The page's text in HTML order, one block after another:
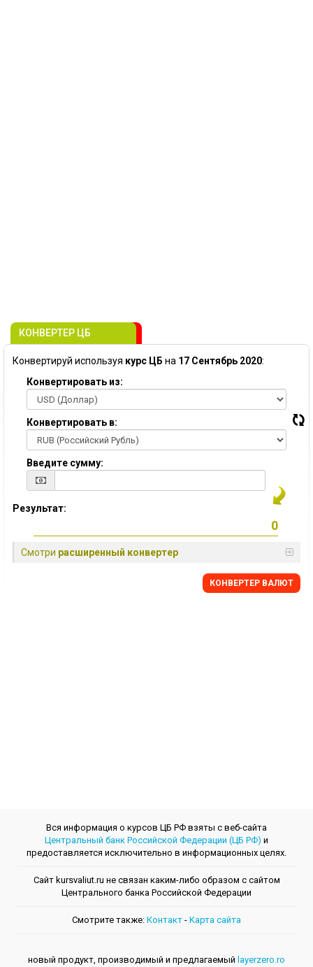
КОНВЕРТЕР ЦБ
Конвертируй используя курс ЦБ на 17 Сентябрь 2020:
Конвертировать из:
Конвертировать в:
Введите сумму:
Результат:
Смотри расширенный конвертер
КОНВЕРТЕР ВАЛЮТ
Вся информация о курсов ЦБ РФ взяты с веб-сайта
Центральный банк Российской Федерации (ЦБ РФ) и
предоставляется исключительно в информационных целях.
Сайт kursvaliut.ru не связан каким-либо образом с сайтом
Центрального банкa Российской Федерации
Смотрите также: Контакт - Kарта сайта
новый продукт, производимый и предлагаемый layerzero.ro